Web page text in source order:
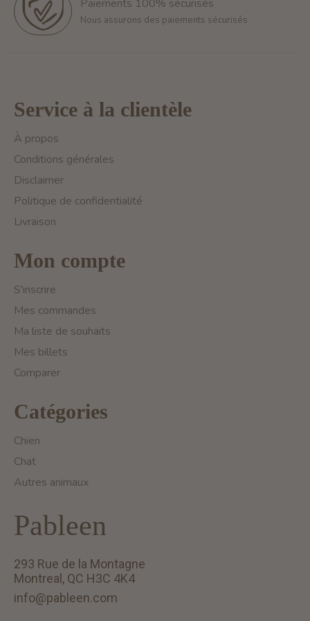
Paiements 100% sécurisés
Nous assurons des paiements sécurisés
Service à la clientèle
À propos
Conditions générales
Disclaimer
Politique de confidentialité
Livraison
Mon compte
S'inscrire
Mes commandes
Ma liste de souhaits
Mes billets
Comparer
Catégories
Chien
Chat
Autres animaux
Pableen
293 Rue de la Montagne
Montreal, QC H3C 4K4
info@pableen.com